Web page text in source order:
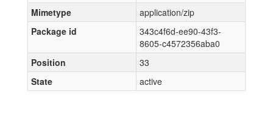
Mimetype
application/zip
Package id
343c4f6d-ee90-43f3-
8605-c4572356aba0
Position
33
State
active